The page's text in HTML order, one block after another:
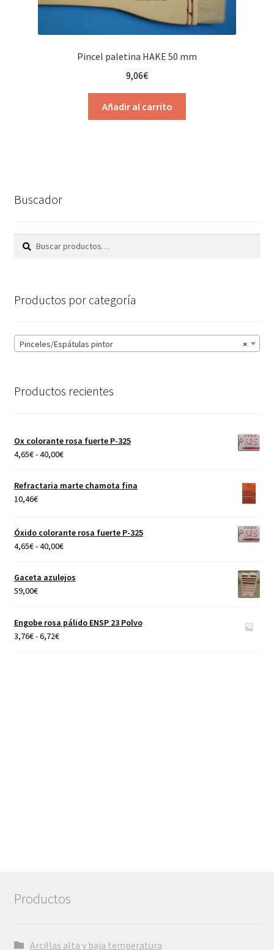
Pincel paletina HAKE 50 mm
9,06€
Añadir al carrito
Buscador
Buscar
Buscar
Productos por categoría
×
Pinceles/Espátulas pintor
Productos recientes
Ox colorante rosa fuerte P-325
4,65€-40,00€Rango
precios:
40,00€
Refractaria marte chamota fina
10,46€
Óxido colorante rosa fuerte P-325
4,65€-40,00€Rango
precios:
desde
40,00€
Gaceta azulejos
59,00€
Engobe rosa pálido ENSP 23 Polvo
3,76€-6,72€Rango
Productos
Arcillas alta y baja temperatura